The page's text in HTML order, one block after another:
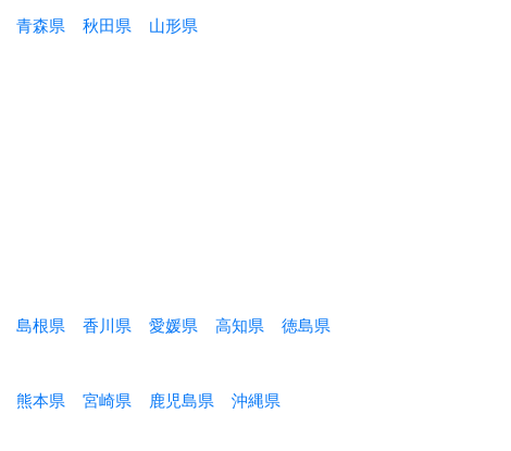
青森県 秋田県 山形県
島根県 香川県 愛媛県 高知県 徳島県
熊本県 宮崎県 鹿児島県 沖縄県